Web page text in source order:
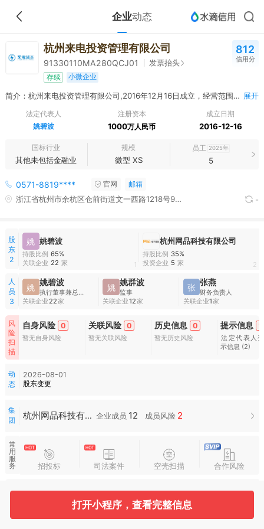
企业动态
杭州来电投资管理有限公司
91330110MA280QCJ01 发票抬头
存续 小微企业
812
信用分
简介：杭州来电投资管理有限公司,2016年12月16日成立，经营范围包括服务：投资管理（未经金融等监管部门批准，不得从事向公众融资存款、融资担保、代客理财等金融服务）（依法须经批准的项目，经相关部门批准后方可开展经营活动） 展开
法定代表人
姚碧波
注册资本
1000万人民币
成立日期
2016-12-16
国标行业
其他未包括金融业
规模
微型 XS
员工 2025年
5
0571-8819**** 官网 邮箱
浙江省杭州市余杭区仓前街道文一西路1218号9幢2单元401-5室 -
股
东
2
姚 姚碧波
持股比例 65%
关联企业 22 家 1
杭州网品科技有限公司
持股比例 35%
投资企业 5 家 2
人
员
3
姚 姚碧波
执行董事兼总经理
关联企业 22家
姚 姚群波
监事
关联企业12家
张 张燕
财务负责人
关联企业1家
风
险
扫
描
自身风险 0
暂无自身风险
关联风险 0
暂无关联风险
历史信息 0
暂无历史风险
提示信息
法定代表人
示信息 (2)
动
态
2026-08-01
股东变更
集
团
杭州网品科技有限公司集团 企业成员 12 成员风险 2
常
用
服
务
招投标 司法案件 空壳扫描 合作风险
滴
打开小程序，查看完整信息